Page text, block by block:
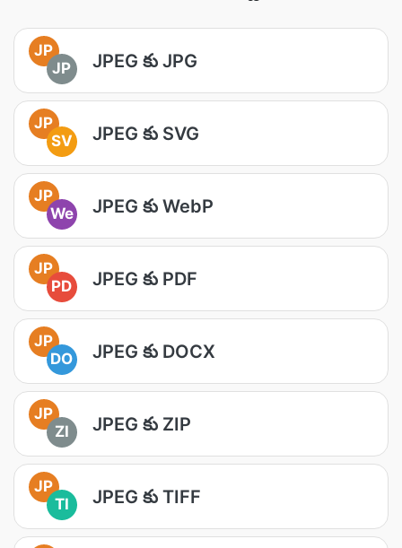
JP
JP
JPEG కు JPG
JP
SV
JPEG కు SVG
JP
We
JPEG కు WebP
JP
PD
JPEG కు PDF
JP
DO
JPEG కు DOCX
JP
ZI
JPEG కు ZIP
JP
TI
JPEG కు TIFF